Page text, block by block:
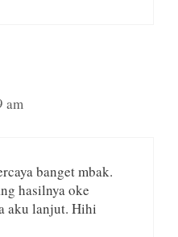
am
banget mbak.
hasilnya oke
aku lanjut. Hihi